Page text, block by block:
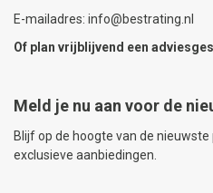
E-mailadres: info@bestrating.nl
Of plan vrijblijvend een
Meld je nu aan voor de
Blijf op de hoogte van de
exclusieve aanbiedingen.